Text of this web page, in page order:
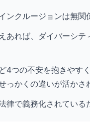
ンクルージョンは無関
あれば、ダイバーシテ
4つの不安を抱きやす
っかくの違いが活かさ
律で義務化されている